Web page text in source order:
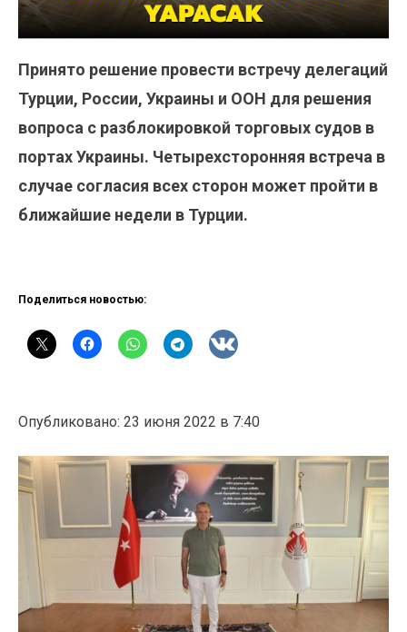
Принято решение провести встречу делегаций
Турции, России, Украины и ООН для решения
вопроса с разблокировкой торговых судов в
портах Украины. Четырехсторонняя встреча в
случае согласия всех сторон может пройти в
ближайшие недели в Турции.
Поделиться новостью:
Опубликовано: 23 июня 2022 в 7:40